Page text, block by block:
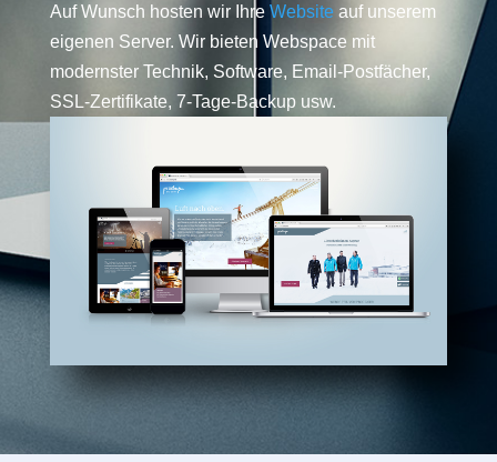
Auf Wunsch hosten wir Ihre Website auf unserem
eigenen Server. Wir bieten Webspace mit
modernster Technik, Software, Email-Postfächer,
SSL-Zertifikate, 7-Tage-Backup usw.